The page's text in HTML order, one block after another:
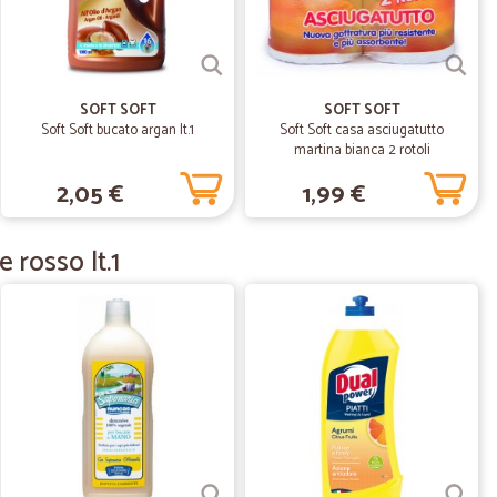
24/05/2020
consegna e nel confezionamento dell'ordine. E' il quarto
ad acquistare anche ad emergenza terminata.
27/01/2020
il prodotto
SOFT SOFT
Soft Soft bucato argan lt.1
2,05 €
SOFT SOFT
Soft Soft casa asciugatutto
martina bianca 2 rotoli
1,99 €
rosso lt.1